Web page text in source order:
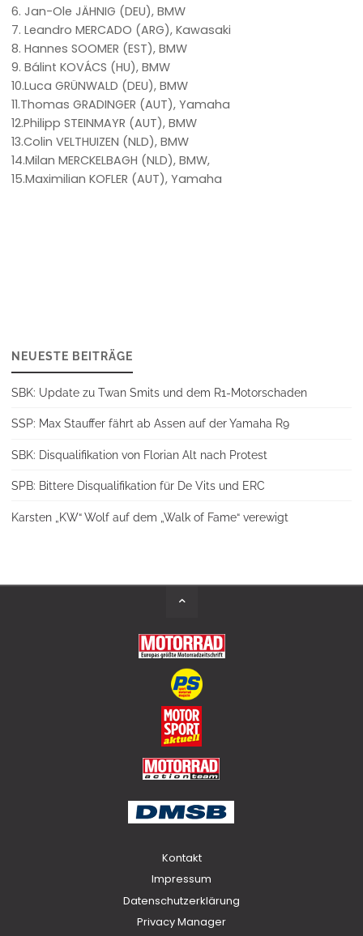
6. Jan-Ole JÄHNIG (DEU), BMW
7. Leandro MERCADO (ARG), Kawasaki
8. Hannes SOOMER (EST), BMW
9. Bálint KOVÁCS (HU), BMW
10.Luca GRÜNWALD (DEU), BMW
11.Thomas GRADINGER (AUT), Yamaha
12.Philipp STEINMAYR (AUT), BMW
13.Colin VELTHUIZEN (NLD), BMW
14.Milan MERCKELBAGH (NLD), BMW,
15.Maximilian KOFLER (AUT), Yamaha
NEUESTE BEITRÄGE
SBK: Update zu Twan Smits und dem R1-Motorschaden
SSP: Max Stauffer fährt ab Assen auf der Yamaha R9
SBK: Disqualifikation von Florian Alt nach Protest
SPB: Bittere Disqualifikation für De Vits und ERC
Karsten „KW“ Wolf auf dem „Walk of Fame“ verewigt
Kontakt
Impressum
Datenschutzerklärung
Privacy Manager
Back